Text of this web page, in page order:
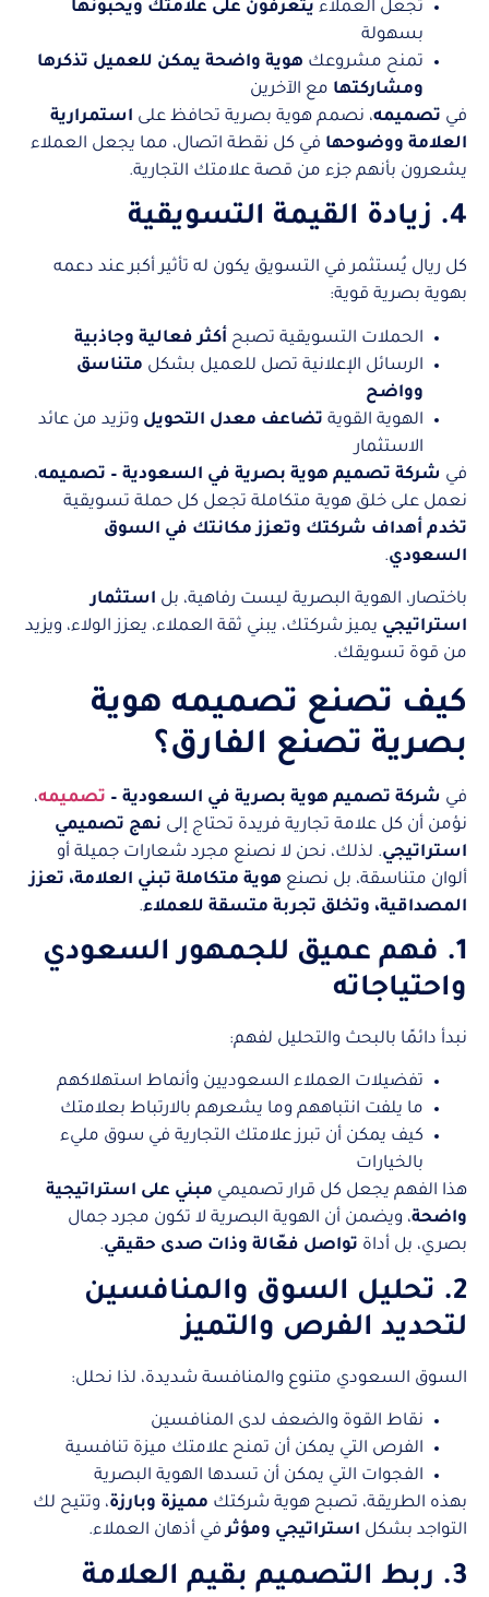
تجعل العملاء يتعرفون على علامتك ويحبونها
بسهولة
تمنح مشروعك هوية واضحة يمكن للعميل تذكرها
ومشاركتها مع الآخرين
في تصميمه، نصمم هوية بصرية تحافظ على استمرارية
العلامة ووضوحها في كل نقطة اتصال، مما يجعل العملاء
يشعرون بأنهم جزء من قصة علامتك التجارية.
4. زيادة القيمة التسويقية
كل ريال يُستثمر في التسويق يكون له تأثير أكبر عند دعمه
بهوية بصرية قوية:
الحملات التسويقية تصبح أكثر فعالية وجاذبية
الرسائل الإعلانية تصل للعميل بشكل متناسق
وواضح
الهوية القوية تضاعف معدل التحويل وتزيد من عائد
الاستثمار
في شركة تصميم هوية بصرية في السعودية – تصميمه،
نعمل على خلق هوية متكاملة تجعل كل حملة تسويقية
تخدم أهداف شركتك وتعزز مكانتك في السوق
السعودي.
باختصار، الهوية البصرية ليست رفاهية، بل استثمار
استراتيجي يميز شركتك، يبني ثقة العملاء، يعزز الولاء، ويزيد
من قوة تسويقك.
كيف تصنع تصميمه هوية
بصرية تصنع الفارق؟
في شركة تصميم هوية بصرية في السعودية – تصميمه،
نؤمن أن كل علامة تجارية فريدة تحتاج إلى نهج تصميمي
استراتيجي. لذلك، نحن لا نصنع مجرد شعارات جميلة أو
ألوان متناسقة، بل نصنع هوية متكاملة تبني العلامة، تعزز
المصداقية، وتخلق تجربة متسقة للعملاء.
1. فهم عميق للجمهور السعودي
واحتياجاته
نبدأ دائمًا بالبحث والتحليل لفهم:
تفضيلات العملاء السعوديين وأنماط استهلاكهم
ما يلفت انتباههم وما يشعرهم بالارتباط بعلامتك
كيف يمكن أن تبرز علامتك التجارية في سوق مليء
بالخيارات
هذا الفهم يجعل كل قرار تصميمي مبني على استراتيجية
واضحة، ويضمن أن الهوية البصرية لا تكون مجرد جمال
بصري، بل أداة تواصل فعّالة وذات صدى حقيقي.
2. تحليل السوق والمنافسين
لتحديد الفرص والتميز
السوق السعودي متنوع والمنافسة شديدة، لذا نحلل:
نقاط القوة والضعف لدى المنافسين
الفرص التي يمكن أن تمنح علامتك ميزة تنافسية
الفجوات التي يمكن أن تسدها الهوية البصرية
بهذه الطريقة، تصبح هوية شركتك مميزة وبارزة، وتتيح لك
التواجد بشكل استراتيجي ومؤثرفي أذهان العملاء.
3. ربط التصميم بقيم العلامة